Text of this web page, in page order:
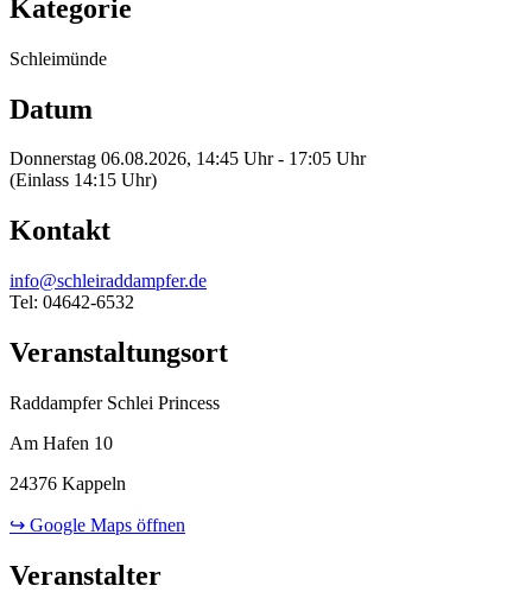
Kategorie
Schleimünde
Datum
Donnerstag 06.08.2026, 14:45 Uhr - 17:05 Uhr
(Einlass 14:15 Uhr)
Kontakt
info@schleiraddampfer.de
Tel: 04642-6532
Veranstaltungsort
Raddampfer Schlei Princess
Am Hafen 10
24376 Kappeln
↪ Google Maps öffnen
Veranstalter